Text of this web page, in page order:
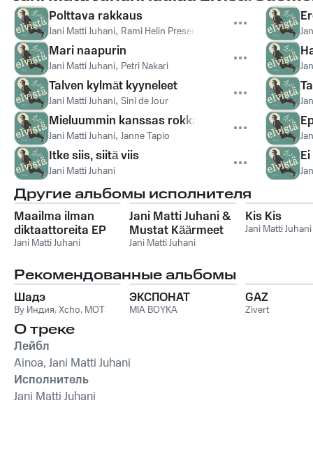
Polttava rakkaus
Jani Matti Juhani, Rami Helin Presents
Mari naapurin
Jani Matti Juhani, Petri Nakari
Talven kylmät kyyneleet
Jani Matti Juhani, Sini de Jour
Mieluummin kanssas rokkaisin
Jani Matti Juhani, Janne Tapio
Itke siis, siitä viis
Jani Matti Juhani
Другие альбомы исполнителя
Maailma ilman
diktaattoreita EP
Jani Matti Juhani
Jani Matti Juhani &
Mustat Käärmeet
Jani Matti Juhani
Kis Kis
Jani Matti Juhani
Рекомендованные альбомы
Шадэ
By Индия,Xcho, MOT
ЭКСПОНАТ
MIA BOYKA
GAZ
Zivert
О треке
Лейбл
Ainoa, Jani Matti Juhani
Исполнитель
Jani Matti Juhani